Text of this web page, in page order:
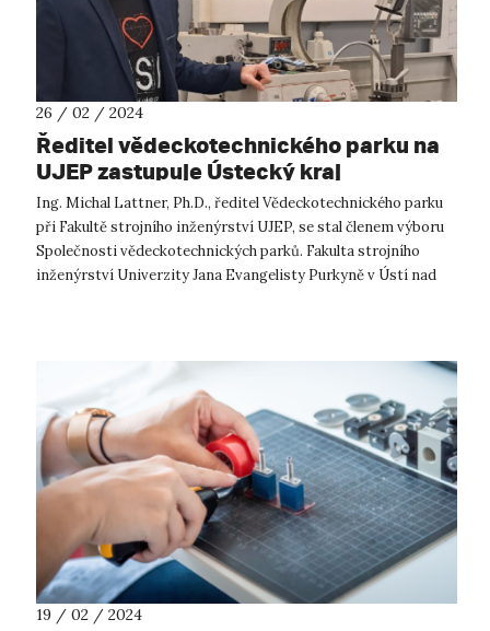
26 / 02 / 2024
Ředitel vědeckotechnického parku na
UJEP zastupuje Ústecký kraj
Ing. Michal Lattner, Ph.D., ředitel Vědeckotechnického parku
při Fakultě strojního inženýrství UJEP, se stal členem výboru
Společnosti vědeckotechnických parků. Fakulta strojního
inženýrství Univerzity Jana Evangelisty Purkyně v Ústí nad
19 / 02 / 2024